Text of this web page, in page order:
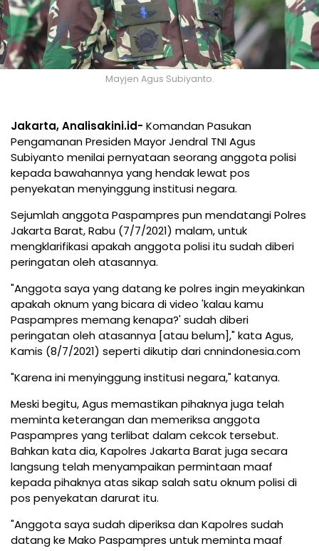
Mayjen Agus Subiyanto.
Jakarta, Analisakini.id- Komandan Pasukan
Pengamanan Presiden Mayor Jendral TNI Agus
Subiyanto menilai pernyataan seorang anggota polisi
kepada bawahannya yang hendak lewat pos
penyekatan menyinggung institusi negara.
Sejumlah anggota Paspampres pun mendatangi Polres
Jakarta Barat, Rabu (7/7/2021) malam, untuk
mengklarifikasi apakah anggota polisi itu sudah diberi
peringatan oleh atasannya.
"Anggota saya yang datang ke polres ingin meyakinkan
apakah oknum yang bicara di video 'kalau kamu
Paspampres memang kenapa?' sudah diberi
peringatan oleh atasannya [atau belum]," kata Agus,
Kamis (8/7/2021) seperti dikutip dari cnnindonesia.com
"Karena ini menyinggung institusi negara," katanya.
Meski begitu, Agus memastikan pihaknya juga telah
meminta keterangan dan memeriksa anggota
Paspampres yang terlibat dalam cekcok tersebut.
Bahkan kata dia, Kapolres Jakarta Barat juga secara
langsung telah menyampaikan permintaan maaf
kepada pihaknya atas sikap salah satu oknum polisi di
pos penyekatan darurat itu.
"Anggota saya sudah diperiksa dan Kapolres sudah
datang ke Mako Paspampres untuk meminta maaf